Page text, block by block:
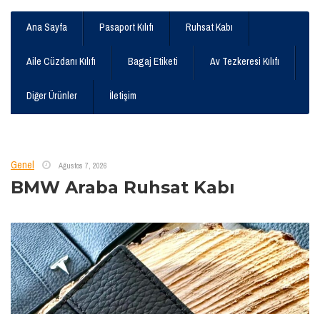
Ana Sayfa Pasaport Kılıfı Ruhsat Kabı
Aile Cüzdanı Kılıfı Bagaj Etiketi Av Tezkeresi Kılıfı
Diğer Ürünler İletişim
Genel Ağustos 7, 2026
BMW Araba Ruhsat Kabı